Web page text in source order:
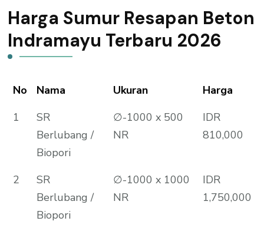
Harga Sumur Resapan Beton
Indramayu Terbaru 2026
No Nama Ukuran
Harga
1
SR
Berlubang /
Biopori
∅-1000 x 500
NR
IDR
810,000
2
SR
Berlubang /
Biopori
∅-1000 x 1000
NR
IDR
1,750,000